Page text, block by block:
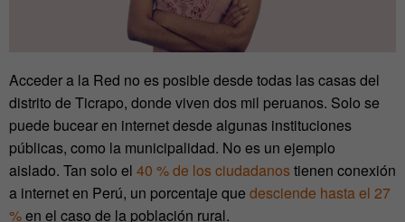
Acceder a la Red no es posible desde todas las casas del
distrito de Ticrapo, donde viven dos mil peruanos. Solo se
puede bucear en internet desde algunas instituciones
públicas, como la municipalidad. No es un ejemplo
aislado. Tan solo el 40 % de los ciudadanostienen conexión
a internet en Perú, un porcentaje que desciende hasta el 27
%en el caso de la población rural.